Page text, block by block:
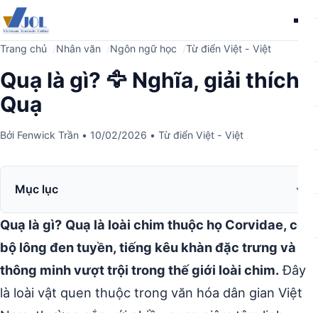
Trang chủ Nhân văn Ngôn ngữ học Từ điển Việt - Việt
Quạ là gì? 🦅 Nghĩa, giải thích
Quạ
Bởi Fenwick Trần • 10/02/2026 • Từ điển Việt - Việt
Mục lục
Quạ là gì? Quạ là loài chim thuộc họ Corvidae, có
bộ lông đen tuyền, tiếng kêu khàn đặc trưng và trí
thông minh vượt trội trong thế giới loài chim.Đây
là loài vật quen thuộc trong văn hóa dân gian Việt